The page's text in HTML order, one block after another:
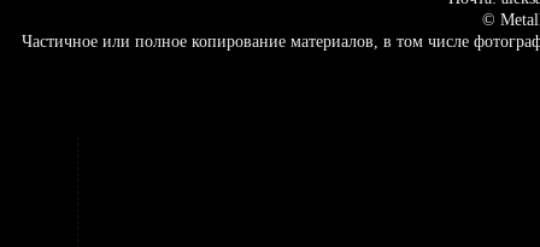
©
Частичное или полное копирование материалов, в том числе